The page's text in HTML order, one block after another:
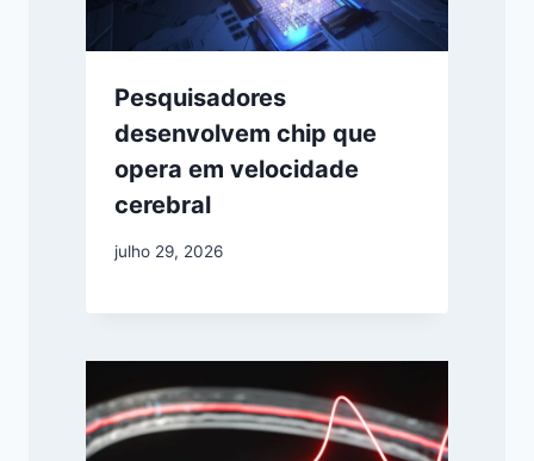
Pesquisadores
desenvolvem chip que
opera em velocidade
cerebral
julho 29, 2026